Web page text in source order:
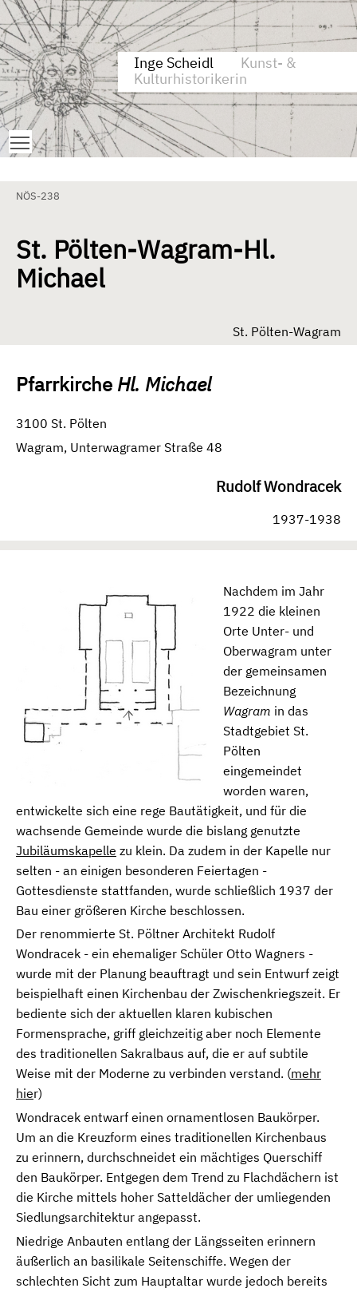
Zum Inhalt springen
Aktuelle Seite: St. Pölten-Wagram-Hl. Michael
Inge Scheidl
Kunst- &
Kulturhistorikerin
Toggle main menu visibility
NÖS-238
St. Pölten-Wagram-Hl.
Michael
St. Pölten-Wagram
Pfarrkirche Hl. Michael
3100 St. Pölten
Wagram, Unterwagramer Straße 48
Rudolf Wondracek
1937-1938
Nachdem im Jahr
1922 die kleinen
Orte Unter- und
Oberwagram unter
der gemeinsamen
Bezeichnung
Wagram in das
Stadtgebiet St.
Pölten
eingemeindet
worden waren,
entwickelte sich eine rege Bautätigkeit, und für die
wachsende Gemeinde wurde die bislang genutzte
Jubiläumskapelle zu klein. Da zudem in der Kapelle nur
selten - an einigen besonderen Feiertagen -
Gottesdienste stattfanden, wurde schließlich 1937 der
Bau einer größeren Kirche beschlossen.
Der renommierte St. Pöltner Architekt Rudolf
Wondracek - ein ehemaliger Schüler Otto Wagners -
wurde mit der Planung beauftragt und sein Entwurf zeigt
beispielhaft einen Kirchenbau der Zwischenkriegszeit. Er
bediente sich der aktuellen klaren kubischen
Formensprache, griff gleichzeitig aber noch Elemente
des traditionellen Sakralbaus auf, die er auf subtile
Weise mit der Moderne zu verbinden verstand. (mehr
hier)
Wondracek entwarf einen ornamentlosen Baukörper.
Um an die Kreuzform eines traditionellen Kirchenbaus
zu erinnern, durchschneidet ein mächtiges Querschiff
den Baukörper. Entgegen dem Trend zu Flachdächern ist
die Kirche mittels hoher Satteldächer der umliegenden
Siedlungsarchitektur angepasst.
Niedrige Anbauten entlang der Längsseiten erinnern
äußerlich an basilikale Seitenschiffe. Wegen der
schlechten Sicht zum Hauptaltar wurde jedoch bereits